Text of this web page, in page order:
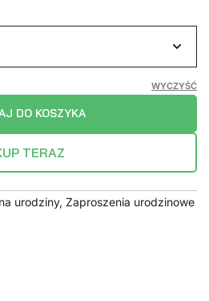
WYCZYŚĆ
DO KOSZYKA
TERAZ
urodziny, Zaproszenia urodzinowe